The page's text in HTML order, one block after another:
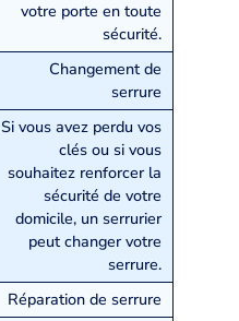
votre porte en toute
sécurité.
Changement de
serrure
Si vous avez perdu vos
clés ou si vous
souhaitez renforcer la
sécurité de votre
domicile, un serrurier
peut changer votre
serrure.
Réparation de serrure